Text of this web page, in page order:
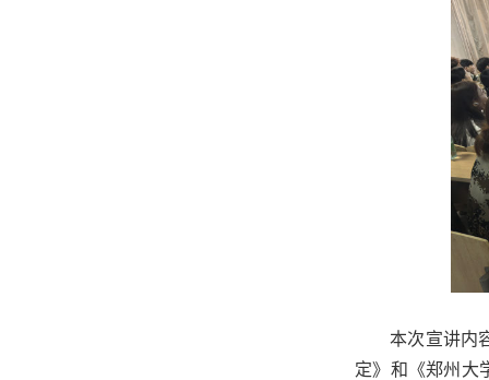
本次宣讲内
定》和《郑州大